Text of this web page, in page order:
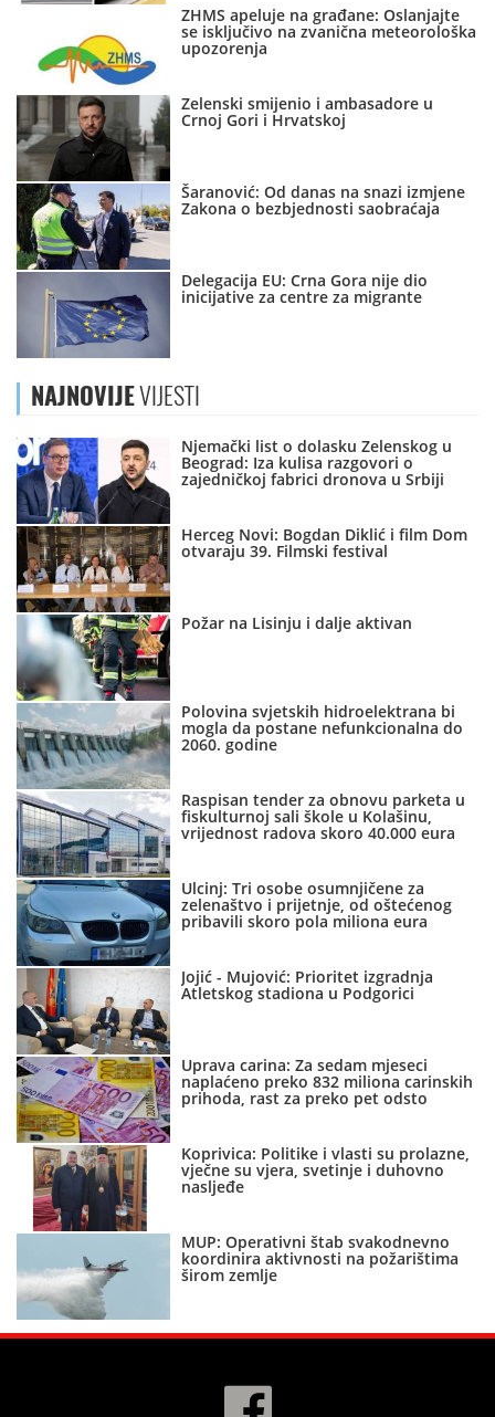
ZHMS apeluje na građane: Oslanjajte
se isključivo na zvanična meteorološka
upozorenja
Zelenski smijenio i ambasadore u
Crnoj Gori i Hrvatskoj
Šaranović: Od danas na snazi izmjene
Zakona o bezbjednosti saobraćaja
Delegacija EU: Crna Gora nije dio
inicijative za centre za migrante
NAJNOVIJEVIJESTI
Njemački list o dolasku Zelenskog u
Beograd: Iza kulisa razgovori o
zajedničkoj fabrici dronova u Srbiji
Herceg Novi: Bogdan Diklić i film Dom
otvaraju 39. Filmski festival
Požar na Lisinju i dalje aktivan
Polovina svjetskih hidroelektrana bi
mogla da postane nefunkcionalna do
2060. godine
Raspisan tender za obnovu parketa u
fiskulturnoj sali škole u Kolašinu,
vrijednost radova skoro 40.000 eura
Ulcinj: Tri osobe osumnjičene za
zelenaštvo i prijetnje, od oštećenog
pribavili skoro pola miliona eura
Jojić - Mujović: Prioritet izgradnja
Atletskog stadiona u Podgorici
Uprava carina: Za sedam mjeseci
naplaćeno preko 832 miliona carinskih
prihoda, rast za preko pet odsto
Koprivica: Politike i vlasti su prolazne,
vječne su vjera, svetinje i duhovno
nasljeđe
MUP: Operativni štab svakodnevno
koordinira aktivnosti na požarištima
širom zemlje